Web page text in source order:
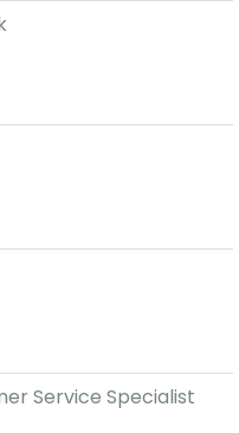
Service Specialist